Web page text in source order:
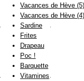
Vacances de Hève (5)
Vacances de Hève (4)
Sardine
Frites
Drapeau
Poc !
Barquette
Vitamines